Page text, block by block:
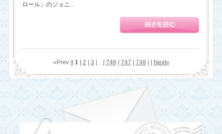
ロール」のジョニ...
«Prev || 1| 2 3 | ...| 746 747 748 Next»